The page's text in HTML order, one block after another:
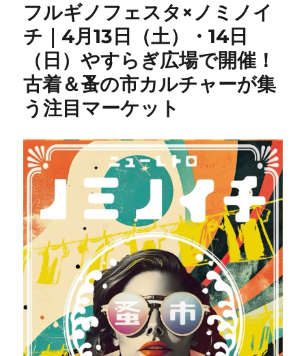
フルギノフェスタ×ノミノイ
チ｜4月13日（土）・14日
（日）やすらぎ広場で開催！
古着＆蚤の市カルチャーが集
う注目マーケット